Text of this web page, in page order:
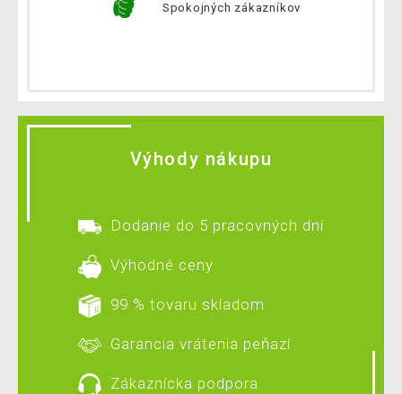
Spokojných zákazníkov
Výhody nákupu
Dodanie do 5 pracovných dní
Výhodné ceny
99 % tovaru skladom
Garancia vrátenia peňazí
Zákaznícka podpora